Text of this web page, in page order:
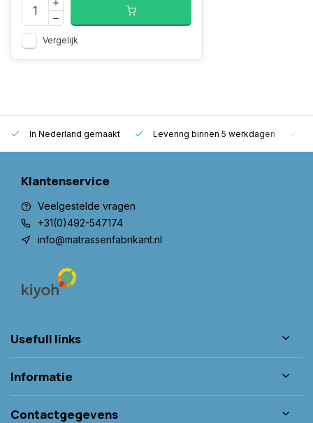
Vergelijk
In Nederland gemaakt Levering binnen 5 werkdagen
Klantenservice
Veelgestelde vragen
+31(0)492-547174
info@matrassenfabrikant.nl
Usefull links
Informatie
Contactgegevens